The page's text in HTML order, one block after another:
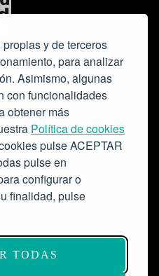
y de terceros
para analizar
Asimismo, algunas
con funcionalidades
obtener más
Política de cookies
pulse ACEPTAR
pulse en
configurar o
finalidad, pulse
TODASy digitalización del
como espacio escénico-musical.